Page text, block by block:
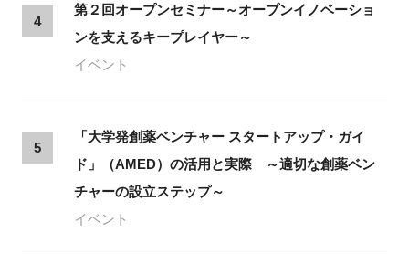
4
第２回オープンセミナー～オープンイノベーショ
ンを支えるキープレイヤー～
イベント
5
「大学発創薬ベンチャー スタートアップ・ガイ
ド」（AMED）の活用と実際 ～適切な創薬ベン
チャーの設立ステップ～
イベント